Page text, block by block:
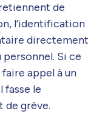
de
l’identification
directement
Si ce
appel à un
fasse le
de grève.